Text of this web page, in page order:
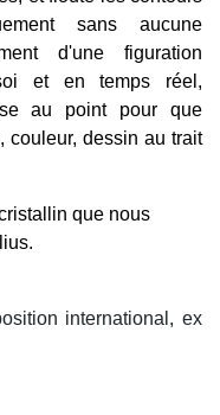
sans aucune
d'une figuration
et en temps réel,
au point pour que
couleur, dessin au trait
que nous
international, ex